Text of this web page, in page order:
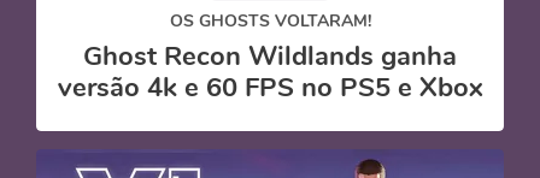
OS GHOSTS VOLTARAM!
Ghost Recon Wildlands ganha
versão 4k e 60 FPS no PS5 e Xbox